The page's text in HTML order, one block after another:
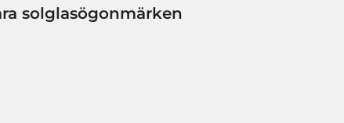
solglasögonmärken